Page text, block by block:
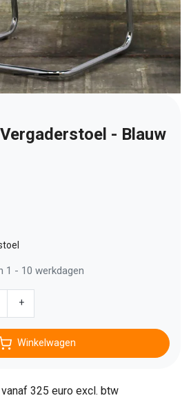
- Blauw
1 - 10 werkdagen
+
Winkelwagen
vanaf 325 euro excl. btw